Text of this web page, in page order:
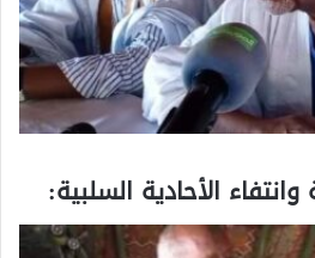
الأحادية السلبية: